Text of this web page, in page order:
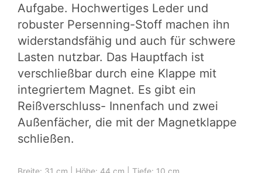
Aufgabe. Hochwertiges Leder und
robuster Persenning-Stoff machen ihn
widerstandsfähig und auch für schwere
Lasten nutzbar. Das Hauptfach ist
verschließbar durch eine Klappe mit
integriertem Magnet. Es gibt ein
Reißverschluss- Innenfach und zwei
Außenfächer, die mit der Magnetklappe
schließen.